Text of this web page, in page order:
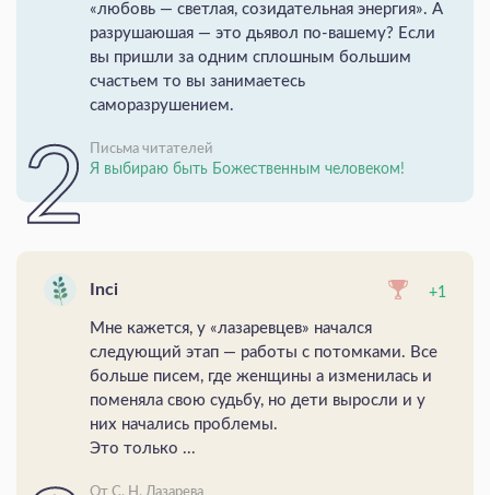
«любовь — светлая, созидательная энергия». А
разрушаюшая — это дьявол по-вашему? Если
вы пришли за одним сплошным большим
счастьем то вы занимаетесь
саморазрушением.
Письма читателей
Я выбираю быть Божественным человеком!
Inci +1
Мне кажется, у «лазаревцев» начался
следующий этап — работы с потомками. Все
больше писем, где женщины а изменилась и
поменяла свою судьбу, но дети выросли и у
них начались проблемы.
Это только ...